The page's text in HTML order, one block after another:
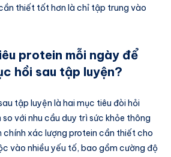
thiết tốt hơn là chỉ tập trung vào
protein mỗi ngày để
hồi sau tập luyện?
tập luyện là hai mục tiêu đòi hỏi
với nhu cầu duy trì sức khỏe thông
chính xác lượng protein cần thiết cho
vào nhiều yếu tố, bao gồm cường độ